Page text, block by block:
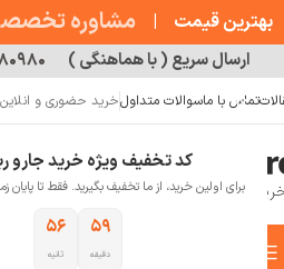
کد تخفیف ویژه خرید جارو
برای اولین خرید، از ما تخفیف بگیرید. فقط تا پایان
۵۹
دقیقه
۵۴
ثانیه
تماس با ماسوالات متداولخرید حضوری و
بهترین قیمت | مشاوره
ارسال سریع ( با هماهنگی )